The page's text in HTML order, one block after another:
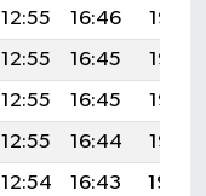
12:55 16:46
19:56
12:55 16:45
19:55
12:55 16:45
19:53
12:55 16:44
19:52
12:54 16:43
19:50